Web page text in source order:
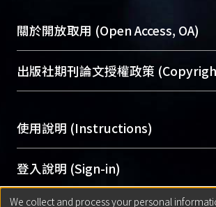
成果。
To permanently archive and
profiles and scholarly works,
services of “NTU Repository”
Sciences Library)
關於開放取用 (Open Access, OA)
開放取用是從使用者角度提升資訊
動，應用在學術研究上是透過將研
用逐年攀升。同時可加速研究發展
Archive）平台。 （點選深入了解OA）
出版社期刊論文授權政策
含部分內容的版權非匯入者所有
助與合作完成，請確認該版權所
意提供此授權。
Please represent that the
original work, and that you have
使用說明 (Instructions)
網站簡介(Quickstart Guide)
使用手冊(Instruction Manual)
登入說明 (Sign-in)
We collect and process your personal